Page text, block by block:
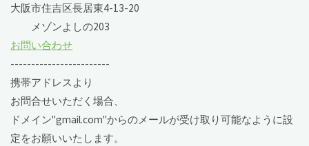
大阪市住吉区長居東4-13-20
メゾンよしの203
お問い合わせ
------------------------
携帯アドレスより
お問合せいただく場合、
ドメイン"gmail.com"からのメールが受け取り可能なように設
定をお願いいたします。